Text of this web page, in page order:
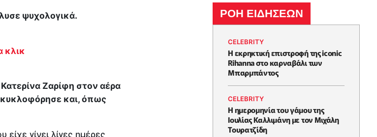
ψυχολογικά.
κλικ
Ζαρίφη στον αέρα
και, όπως
γίνει λίγες ημέρες
ΡΟΗ ΕΙΔΗΣΕΩΝ
CELEBRITY
Η εκρηκτική επιστροφή της iconic
Rihanna στο καρναβάλι των
Μπαρμπάντος
CELEBRITY
Η ημερομηνία του γάμου της
Ιουλίας Καλλιμάνη με τον Μιχάλη
Τουρατζίδη